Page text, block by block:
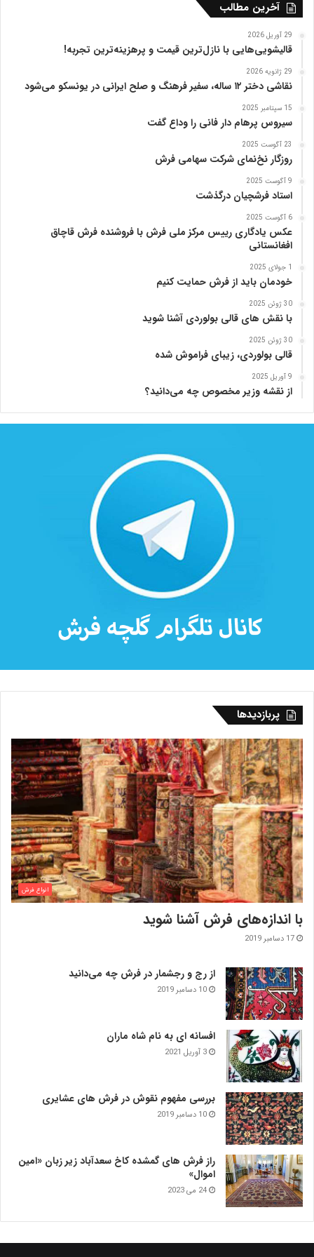
آخرین مطالب
29 آوریل 2026
قالیشویی‌هایی با نازل‌ترین قیمت و پرهزینه‌ترین تجربه!
29 ژانویه 2026
نقاشی دختر ۱۲ ساله، سفیر فرهنگ و صلح ایرانی در یونسکو می‌شود
15 سپتامبر 2025
سیروس پرهام دار فانی را وداع گفت
23 آگوست 2025
روزگار نخ‌نمای شرکت سهامی فرش
9 آگوست 2025
استاد فرشچیان درگذشت
6 آگوست 2025
عکس یادگاری رییس مرکز ملی فرش با فروشنده فرش قاچاق
افغانستانی
1 جولای 2025
خودمان باید از فرش حمایت کنیم
30 ژوئن 2025
با نقش های قالی بولوردی آشنا شوید
30 ژوئن 2025
قالی بولوردی، زیبای فراموش شده
9 آوریل 2025
از نقشه وزیر مخصوص چه می‌دانید؟
پربازدیدها
انواع فرش
با اندازه‌‌های فرش آشنا شوید
17 دسامبر 2019
از رج و رجشمار در فرش چه می‌دانید
10 دسامبر 2019
افسانه ای به نام شاه ماران
3 آوریل 2021
بررسی مفهوم نقوش در فرش‌ های عشایری
10 دسامبر 2019
راز فرش های گمشده کاخ سعدآباد زیر زبان «امین
اموال»
24 می 2023